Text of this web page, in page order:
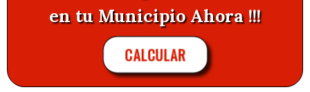
en tu Municipio Ahora !!!
CALCULAR